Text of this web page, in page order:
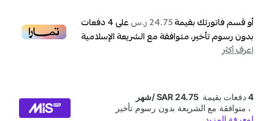
أو قسم فاتورتك بقيمة24.75 ر.س على4دفعات
بدون رسوم تأخير، متوافقة مع الشريعة الإسلامية
اعرف أكثر